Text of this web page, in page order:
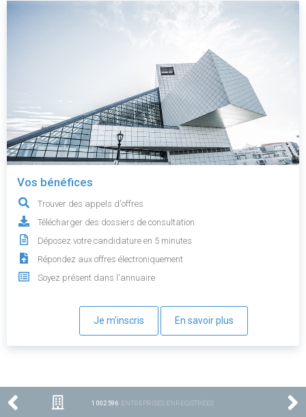
Vos bénéfices
Trouver des appels d'offres
Télécharger des dossiers de consultation
Déposez votre candidature en 5 minutes
Répondez aux offres électroniquement
Soyez présent dans l'annuaire
Je m'inscris En savoir plus
1 002 596 ENTREPRISES ENREGISTRÉES